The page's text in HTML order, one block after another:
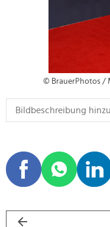
© BrauerPhotos /